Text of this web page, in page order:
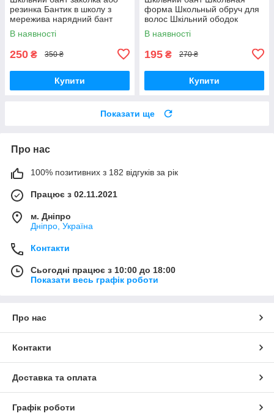
резинка Бантик в школу з
мережива нарядний бант
білий 15"25 розмір можна
обрати
В наявності
250 ₴ 350 ₴
Купити
форма Школьный обруч для
волос Шкільний ободок
Обруч для дівчинки для
школи
В наявності
195 ₴ 270 ₴
Купити
Показати ще
Про нас
100% позитивних з 182 відгуків за рік
Працює з 02.11.2021
м. Дніпро
Дніпро, Україна
Контакти
Сьогодні працює з 10:00 до 18:00
Показати весь графік роботи
Про нас
Контакти
Доставка та оплата
Графік роботи